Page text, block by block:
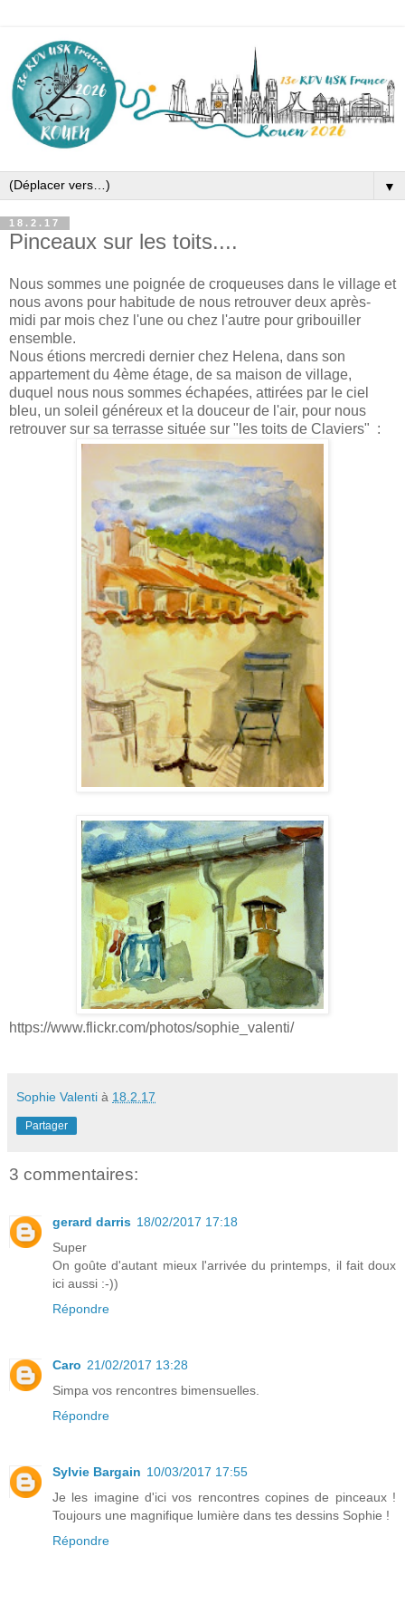
▼
18.2.17
Pinceaux sur les toits....
Nous sommes une poignée de croqueuses dans le village et
nous avons pour habitude de nous retrouver deux après-
midi par mois chez l'une ou chez l'autre pour gribouiller
ensemble.
Nous étions mercredi dernier chez Helena, dans son
appartement du 4ème étage, de sa maison de village,
duquel nous nous sommes échapées, attirées par le ciel
bleu, un soleil généreux et la douceur de l'air, pour nous
retrouver sur sa terrasse située sur "les toits de Claviers" :
https://www.flickr.com/photos/sophie_valenti/
Sophie Valenti à 18.2.17
Partager
3 commentaires:
gerard darris 18/02/2017 17:18
Super
On goûte d'autant mieux l'arrivée du printemps, il fait doux
ici aussi :-))
Répondre
Caro 21/02/2017 13:28
Simpa vos rencontres bimensuelles.
Répondre
Sylvie Bargain 10/03/2017 17:55
Je les imagine d'ici vos rencontres copines de pinceaux !
Toujours une magnifique lumière dans tes dessins Sophie !
Répondre